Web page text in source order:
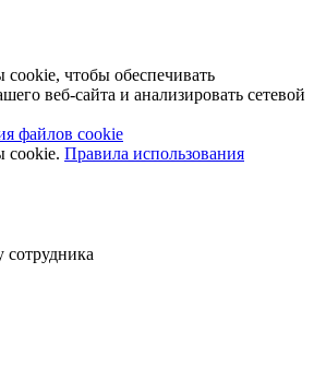
чтобы обеспечивать
веб-сайта и анализировать сетевой
файлов cookie
cookie. Правила использования